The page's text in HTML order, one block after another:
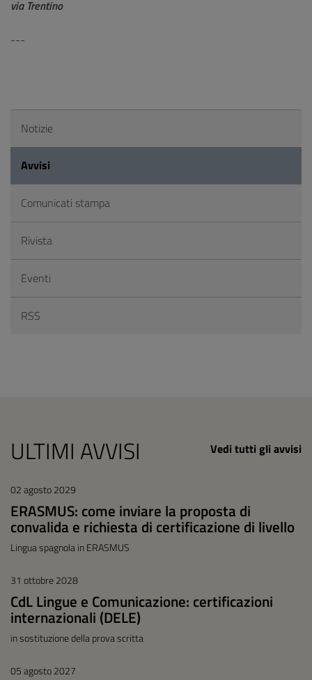
via Trentino
---
Notizie
Avvisi
Comunicati stampa
Rivista
Eventi
RSS
ULTIMI AVVISI Vedi tutti gli avvisi
02 agosto 2029
ERASMUS: come inviare la proposta di
convalida e richiesta di certificazione di livello
Lingua spagnola in ERASMUS
31 ottobre 2028
CdL Lingue e Comunicazione: certificazioni
internazionali (DELE)
in sostituzione della prova scritta
05 agosto 2027